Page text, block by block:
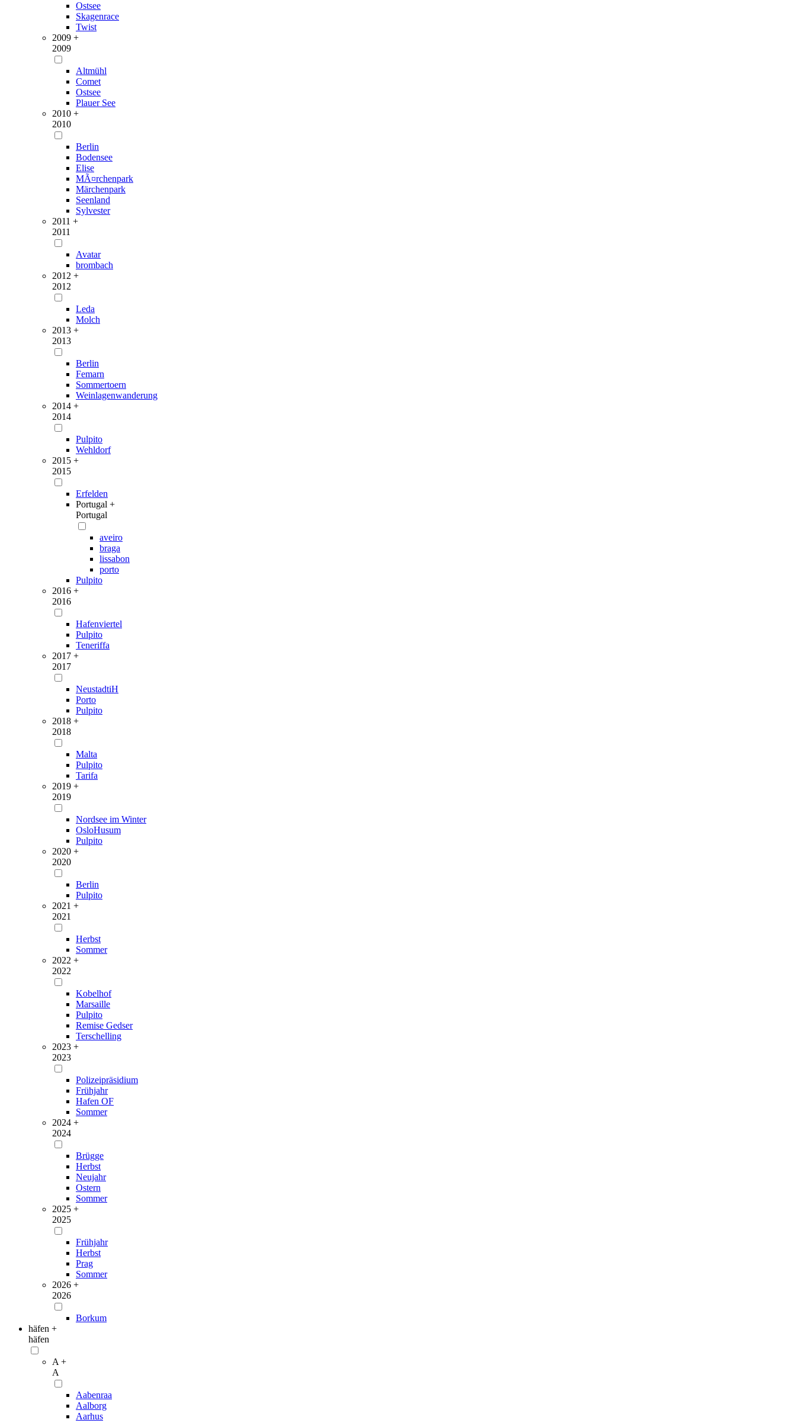
Ostsee
Skagenrace
Twist
2009 +
2009
Altmühl
Comet
Ostsee
Plauer See
2010 +
2010
Berlin
Bodensee
Elise
MÃ¤rchenpark
Märchenpark
Seenland
Sylvester
2011 +
2011
Avatar
brombach
2012 +
2012
Leda
Molch
2013 +
2013
Berlin
Femarn
Sommertoern
Weinlagenwanderung
2014 +
2014
Pulpito
Wehldorf
2015 +
2015
Erfelden
Portugal +
Portugal
aveiro
braga
lissabon
porto
Pulpito
2016 +
2016
Hafenviertel
Pulpito
Teneriffa
2017 +
2017
NeustadtiH
Porto
Pulpito
2018 +
2018
Malta
Pulpito
Tarifa
2019 +
2019
Nordsee im Winter
OsloHusum
Pulpito
2020 +
2020
Berlin
Pulpito
2021 +
2021
Herbst
Sommer
2022 +
2022
Kobelhof
Marsaille
Pulpito
Remise Gedser
Terschelling
2023 +
2023
Polizeipräsidium
Frühjahr
Hafen OF
Sommer
2024 +
2024
Brügge
Herbst
Neujahr
Ostern
Sommer
2025 +
2025
Frühjahr
Herbst
Prag
Sommer
2026 +
2026
Borkum
häfen +
häfen
A +
A
Aabenraa
Aalborg
Aarhus